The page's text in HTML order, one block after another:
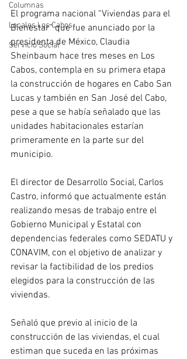
Columnas
Locales Los Cabos
Servicio Social
El programa nacional “Viviendas para el
Bienestar” que fue anunciado por la
presidenta de México, Claudia
Sheinbaum hace tres meses en Los
Cabos, contempla en su primera etapa
la construcción de hogares en Cabo San
Lucas y también en San José del Cabo,
pese a que se había señalado que las
unidades habitacionales estarían
primeramente en la parte sur del
municipio.
El director de Desarrollo Social, Carlos
Castro, informó que actualmente están
realizando mesas de trabajo entre el
Gobierno Municipal y Estatal con
dependencias federales como SEDATU y
CONAVIM, con el objetivo de analizar y
revisar la factibilidad de los predios
elegidos para la construcción de las
viviendas.
Señaló que previo al inicio de la
construcción de las viviendas, el cual
estiman que suceda en las próximas